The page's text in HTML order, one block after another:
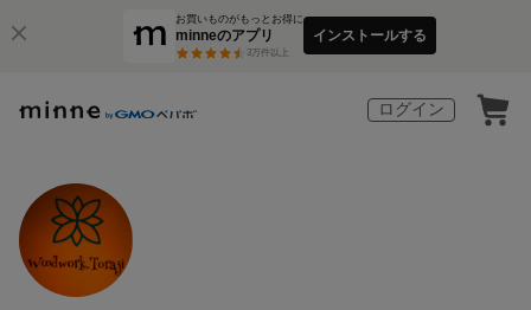
お買いものがもっとお得に
minneのアプリ
3万件以上
インストールする
ログイン